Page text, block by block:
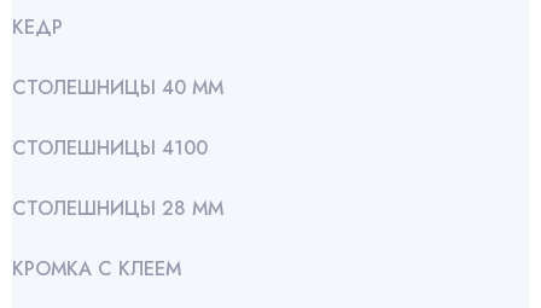
КЕДР
СТОЛЕШНИЦЫ 40 ММ
СТОЛЕШНИЦЫ 4100
СТОЛЕШНИЦЫ 28 ММ
КРОМКА С КЛЕЕМ